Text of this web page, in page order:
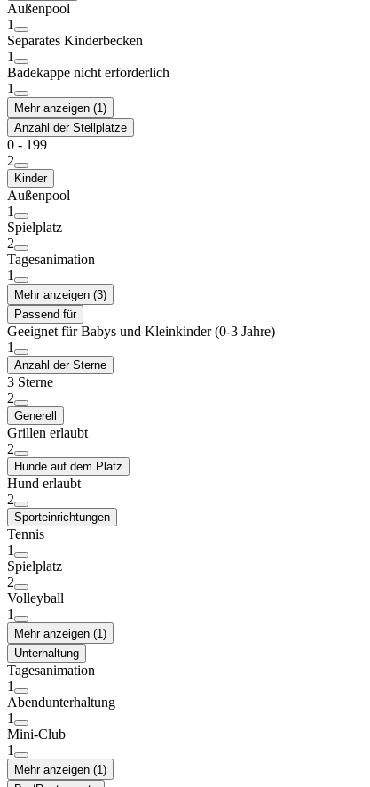
Außenpool
1
Separates Kinderbecken
1
Badekappe nicht erforderlich
1
Mehr anzeigen (1)
Anzahl der Stellplätze
0 - 199
2
Kinder
Außenpool
1
Spielplatz
2
Tagesanimation
1
Mehr anzeigen (3)
Passend für
Geeignet für Babys und Kleinkinder (0-3 Jahre)
1
Anzahl der Sterne
3 Sterne
2
Generell
Grillen erlaubt
2
Hunde auf dem Platz
Hund erlaubt
2
Sporteinrichtungen
Tennis
1
Spielplatz
2
Volleyball
1
Mehr anzeigen (1)
Unterhaltung
Tagesanimation
1
Abendunterhaltung
1
Mini-Club
1
Mehr anzeigen (1)